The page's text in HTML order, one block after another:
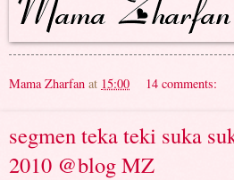
Mama Zharfan at 15:00 14 comments:
segmen teka teki suka
2010 @blog MZ